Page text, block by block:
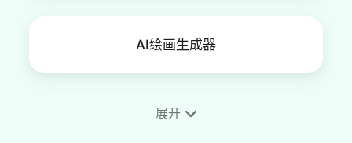
AI绘画生成器
展开